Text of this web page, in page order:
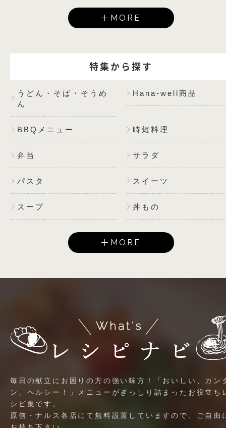
MORE
特集から探す
うどん・そば・そうめ
ん
Hana-well商品
BBQメニュー 時短料理
弁当 サラダ
パスタ スイーツ
スープ 丼もの
MORE
毎日の献立にお困りの方の強い味方！「おいしい、カン
ン、ヘルシー！」メニューがぎっしり詰まったお役立ち
シピ集です。
原信・ナルス各店にて無料設置していますので、ご自由